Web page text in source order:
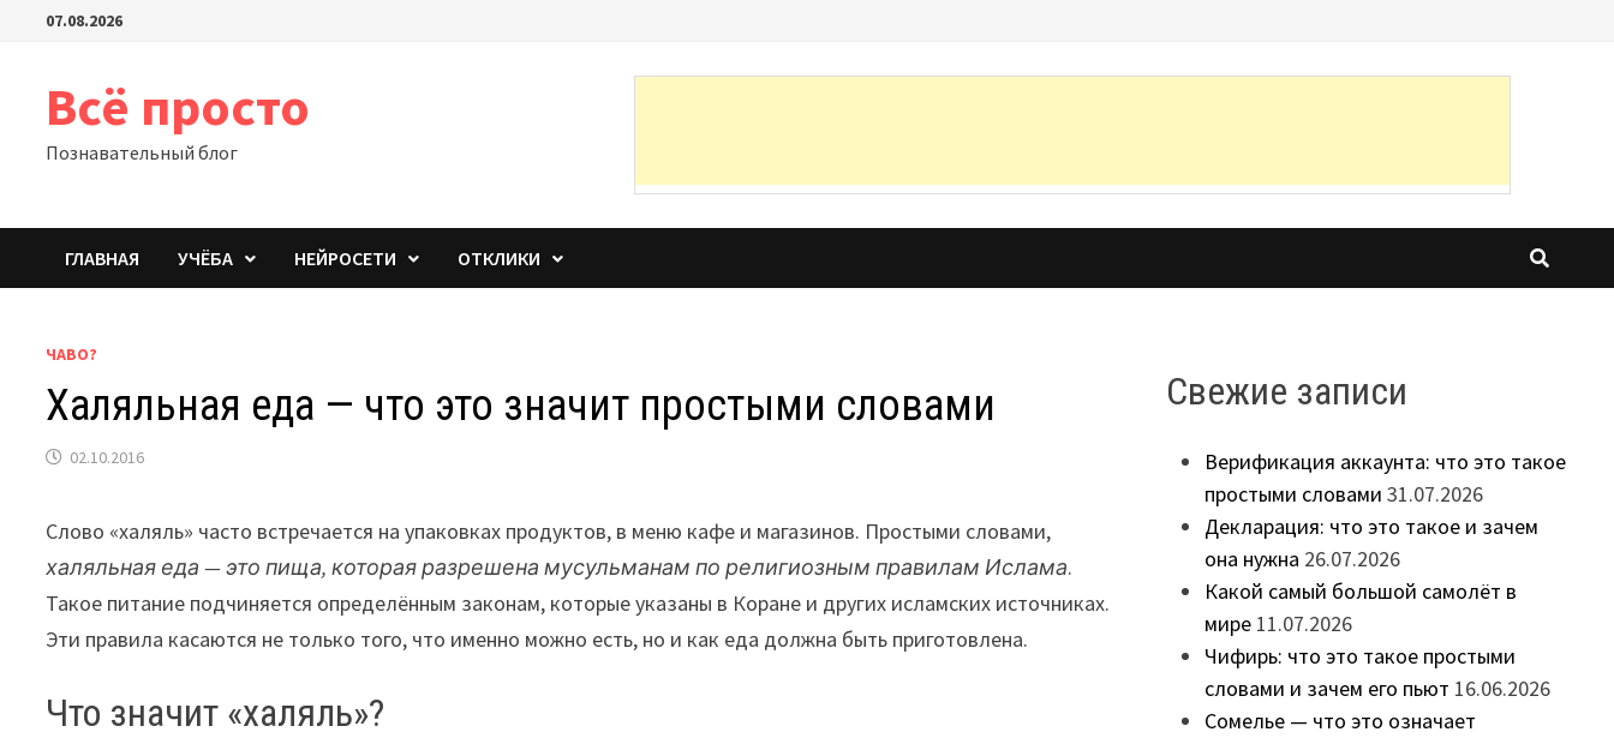
Перейти07.08.2026
Всё просто
Познавательный блог
ГЛАВНАЯ УЧЁБА НЕЙРОСЕТИ ОТКЛИКИ
ЧАВО?
Халяльная еда — что это значит простыми словами
02.10.2016
Слово «халяль» часто встречается на упаковках продуктов, в меню кафе и магазинов. Простыми словами,
халяльная еда — это пища, которая разрешена мусульманам по религиозным правилам Ислама.
Такое питание подчиняется определённым законам, которые указаны в Коране и других исламских источниках.
Эти правила касаются не только того, что именно можно есть, но и как еда должна быть приготовлена.
Что значит «халяль»?
Свежие записи
Верификация аккаунта: что это такое
простыми словами 31.07.2026
Декларация: что это такое и зачем
она нужна 26.07.2026
Какой самый большой самолёт в
мире 11.07.2026
Чифирь: что это такое простыми
словами и зачем его пьют 16.06.2026
Сомелье — что это означает